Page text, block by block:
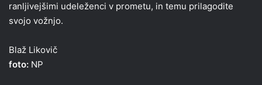
ranljivejšimi udeleženci v prometu, in temu prilagodite
svojo vožnjo.
Blaž Likovič
foto: NP